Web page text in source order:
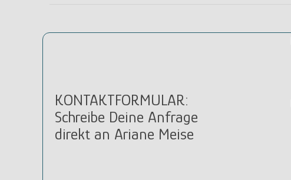
KONTAKTFORMULAR:
Schreibe Deine Anfrage
direkt an Ariane Meise